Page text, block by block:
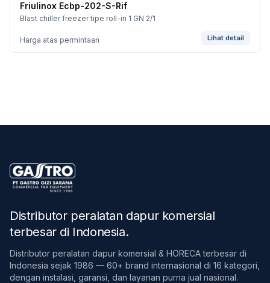
Friulinox Ecbp-202-S-Rif
Blast chiller freezer tipe roll-in 1 GN 2/1
Harga atas permintaan Lihat detail
Distributor peralatan dapur komersial
terbesar di Indonesia.
Distributor peralatan dapur komersial & HORECA terbesar di
Indonesia sejak 1986 — 60+ brand internasional di 16 kategori,
dengan instalasi, garansi, dan layanan purna jual nasional.